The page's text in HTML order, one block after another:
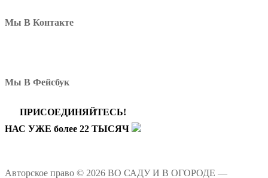
Мы В Контакте
Мы В Фейсбук
ПРИСОЕДИНЯЙТЕСЬ!
НАС УЖЕ более 22 ТЫСЯЧ
Авторское право © 2026 ВО САДУ И В ОГОРОДЕ —